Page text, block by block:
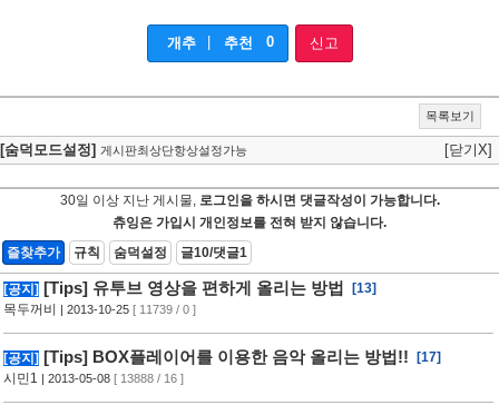
개추 추천 0 신고
목록보기
[숨덕모드설정] 게시판최상단항상설정가능 [닫기X]
30일 이상 지난 게시물, 로그인을 하시면 댓글작성이 가능합니다.
츄잉은 가입시 개인정보를 전혀 받지 않습니다.
즐찾추가
규칙 숨덕설정 글10/댓글1
[공지] [Tips] 유투브 영상을 편하게 올리는 방법
[13]
목두꺼비
| 2013-10-25 [ 11739 / 0 ]
[공지] [Tips] BOX플레이어를 이용한 음악 올리는 방법!!
[17]
시민1 | 2013-05-08 [ 13888 / 16 ]